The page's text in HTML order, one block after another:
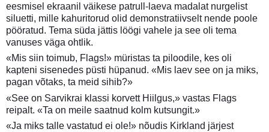
eesmisel ekraanil väikese patrull-laeva madalat nurgelist
siluetti, mille kahuritorud olid demonstratiivselt nende poole
pööratud. Tema süda jättis löögi vahele ja see oli tema
vanuses väga ohtlik.
«Mis siin toimub, Flags!» müristas ta piloodile, kes oli
kapteni sisenedes püsti hüpanud. «Mis laev see on ja miks,
pagan võtaks, ta meid sihib?»
«See on Sarvikrai klassi korvett Hiilgus,» vastas Flags
reipalt. «Ta on meile saatnud kolm kutsungit.»
«Ja miks talle vastatud ei ole!» nõudis Kirkland järjest